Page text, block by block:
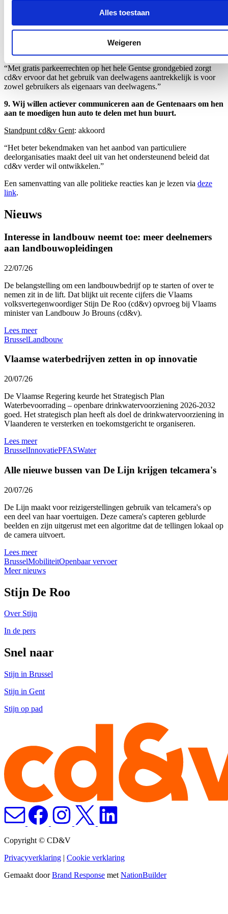
Alles toestaan
Weigeren
8. Wij willen een parkeerregime dat mensen stimuleert hun
auto te delen met hun buurt.
“Met gratis parkeerrechten op het hele Gentse grondgebied zorgt
cd&v ervoor dat het gebruik van deelwagens aantrekkelijk is voor
zowel gebruikers als eigenaars van deelwagens.”
9. Wij willen actiever communiceren aan de Gentenaars om hen
aan te moedigen hun auto te delen met hun buurt.
Standpunt cd&v Gent: akkoord
“Het beter bekendmaken van het aanbod van particuliere
deelorganisaties maakt deel uit van het ondersteunend beleid dat
cd&v verder wil ontwikkelen.”
Een samenvatting van alle politieke reacties kan je lezen via deze
link.
Nieuws
Interesse in landbouw neemt toe: meer deelnemers
aan landbouwopleidingen
22/07/26
De belangstelling om een landbouwbedrijf op te starten of over te
nemen zit in de lift. Dat blijkt uit recente cijfers die Vlaams
volksvertegenwoordiger Stijn De Roo (cd&v) opvroeg bij Vlaams
minister van Landbouw Jo Brouns (cd&v).
Lees meer
BrusselLandbouw
Vlaamse waterbedrijven zetten in op innovatie
20/07/26
De Vlaamse Regering keurde het Strategisch Plan
Waterbevoorrading – openbare drinkwatervoorziening 2026-2032
goed. Het strategisch plan heeft als doel de drinkwatervoorziening in
Vlaanderen te versterken en toekomstgericht te organiseren.
Lees meer
BrusselInnovatiePFASWater
Alle nieuwe bussen van De Lijn krijgen telcamera's
20/07/26
De Lijn maakt voor reizigerstellingen gebruik van telcamera's op
een deel van haar voertuigen. Deze camera's capteren geblurde
beelden en zijn uitgerust met een algoritme dat de tellingen lokaal op
de camera uitvoert.
Lees meer
BrusselMobiliteitOpenbaar vervoer
Meer nieuws
Stijn De Roo
Over Stijn
In de pers
Snel naar
Stijn in Brussel
Stijn in Gent
Stijn op pad
Copyright © CD&V
Privacyverklaring | Cookie verklaring
Gemaakt doorBrand Response met NationBuilder